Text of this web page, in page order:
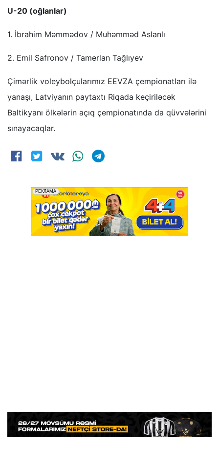
U-20 (oğlanlar)
1. İbrahim Məmmədov / Muhəmməd Aslanlı
2. Emil Safronov / Tamerlan Tağlıyev
Çimərlik voleybolçularımız EEVZA çempionatları ilə
yanaşı, Latviyanın paytaxtı Riqada keçiriləcək
Baltikyanı ölkələrin açıq çempionatında da qüvvələrini
sınayacaqlar.